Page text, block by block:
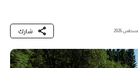
شارك